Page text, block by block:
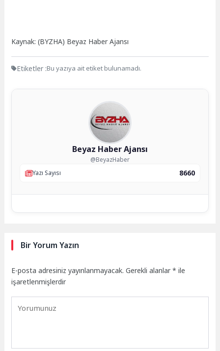
Kaynak: (BYZHA) Beyaz Haber Ajansı
Etiketler :Bu yazıya ait etiket bulunamadı.
Beyaz Haber Ajansı
@BeyazHaber
Yazı Sayısı
8660
Bir Yorum Yazın
E-posta adresiniz yayınlanmayacak. Gerekli alanlar* ile
işaretlenmişlerdir